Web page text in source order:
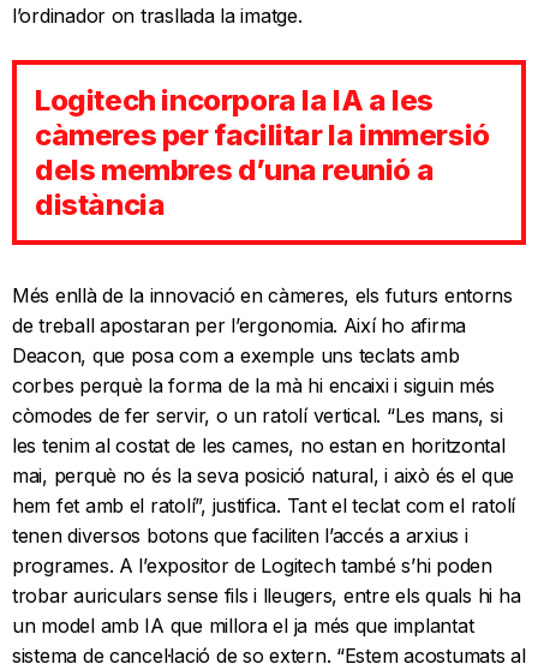
l’ordinador on trasllada la imatge.
Logitech incorpora la IA a les
càmeres per facilitar la immersió
dels membres d’una reunió a
distància
Més enllà de la innovació en càmeres, els futurs entorns
de treball apostaran per l’ergonomia. Així ho afirma
Deacon, que posa com a exemple uns teclats amb
corbes perquè la forma de la mà hi encaixi i siguin més
còmodes de fer servir, o un ratolí vertical. “Les mans, si
les tenim al costat de les cames, no estan en horitzontal
mai, perquè no és la seva posició natural, i això és el que
hem fet amb el ratolí”, justifica. Tant el teclat com el ratolí
tenen diversos botons que faciliten l’accés a arxius i
programes. A l’expositor de Logitech també s’hi poden
trobar auriculars sense fils i lleugers, entre els quals hi ha
un model amb IA que millora el ja més que implantat
sistema de cancel·lació de so extern. “Estem acostumats al